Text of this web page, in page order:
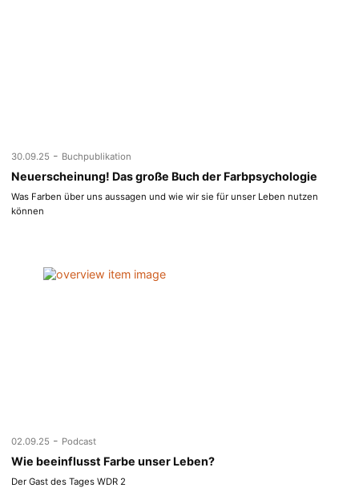
30.09.25 - Buchpublikation
Neuerscheinung! Das große Buch der Farbpsychologie
Was Farben über uns aussagen und wie wir sie für unser Leben nutzen
können
02.09.25 - Podcast
Wie beeinflusst Farbe unser Leben?
Der Gast des Tages WDR 2